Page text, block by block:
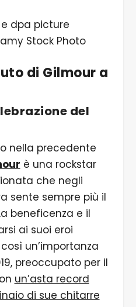
e dpa picture
Stock Photo
di Gilmour a
del
nella precedente
è una rockstar
che negli
sente sempre più il
beneficenza e il
ai suoi eroi
un’importanza
preoccupato per il
un’asta record
di sue chitarre